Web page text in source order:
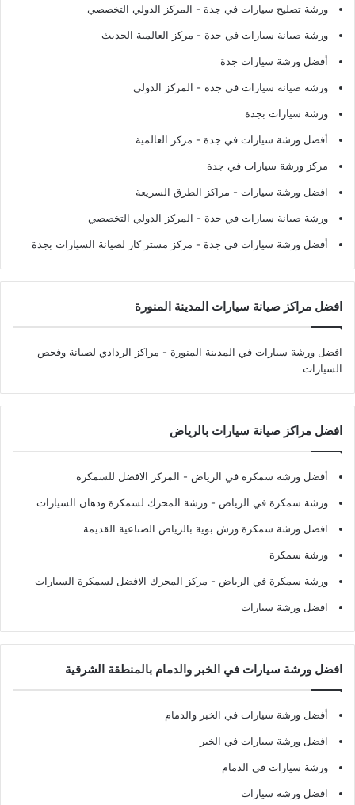
ورشة تصليح سيارات في جدة - المركز الدولي التخصصي
ورشة صيانة سيارات في جدة - مركز العالمية الحديث
أفضل ورشة سيارات جدة
ورشة صيانة سيارات في جدة - المركز الدولي
ورشة سيارات بجدة
أفضل ورشة سيارات في جدة - مركز العالمية
مركز ورشة سيارات في جدة
افضل ورشة سيارات - مراكز الطرق السريعة
ورشة صيانة سيارات في جدة - المركز الدولي التخصصي
أفضل ورشة سيارات في جدة - مركز مستر كار لصيانة السيارات بجدة
افضل مراكز صيانة سيارات المدينة المنورة
افضل ورشة سيارات في المدينة المنورة - مراكز الردادي لصيانة وفحص
السيارات
افضل مراكز صيانة سيارات بالرياض
أفضل ورشة سمكرة في الرياض - المركز الافضل للسمكرة
ورشة سمكرة في الرياض - ورشة المحرك لسمكرة ودهان السيارات
افضل ورشة سمكرة ورش بوية بالرياض الصناعية القديمة
ورشة سمكرة
ورشة سمكرة في الرياض - مركز المحرك الافضل لسمكرة السيارات
افضل ورشة سيارات
افضل ورشة سيارات في الخبر والدمام بالمنطقة الشرقية
أفضل ورشة سيارات في الخبر والدمام
افضل ورشة سيارات في الخبر
ورشة سيارات في الدمام
افضل ورشة سيارات